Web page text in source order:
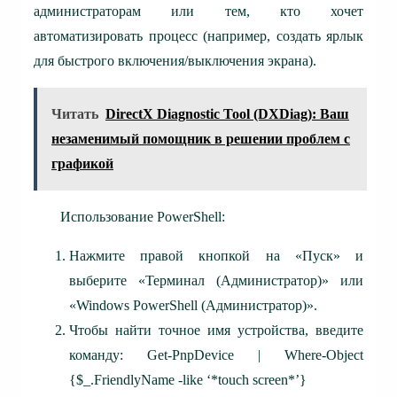
администраторам или тем, кто хочет
автоматизировать процесс (например, создать ярлык
для быстрого включения/выключения экрана).
Читать DirectX Diagnostic Tool (DXDiag): Ваш
незаменимый помощник в решении проблем с
графикой
Использование PowerShell:
Нажмите правой кнопкой на «Пуск» и
выберите «Терминал (Администратор)» или
«Windows PowerShell (Администратор)».
Чтобы найти точное имя устройства, введите
команду: Get-PnpDevice | Where-Object
{$_.FriendlyName -like ‘*touch screen*’}